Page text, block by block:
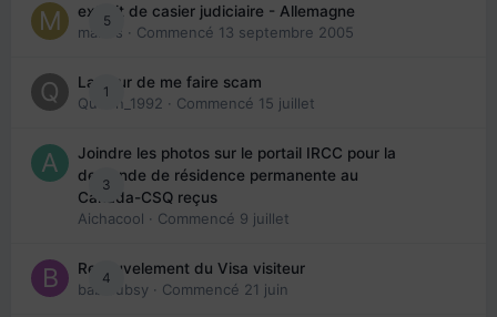
5
extrait de casier judiciaire - Allemagne
maries · Commencé 13 septembre 2005
1
La peur de me faire scam
Queen_1992 · Commencé 15 juillet
3
Joindre les photos sur le portail IRCC pour la
demande de résidence permanente au
Canada-CSQ reçus
Aichacool · Commencé 9 juillet
4
Renouvelement du Visa visiteur
babibubsy · Commencé 21 juin